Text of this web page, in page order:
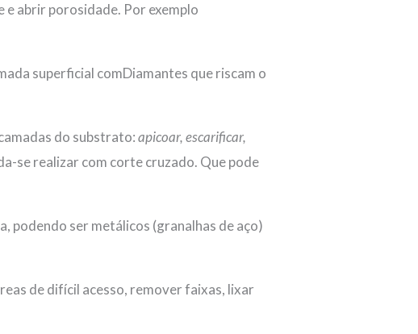
abrir porosidade. Por exemplo
superficial comDiamantes que riscam o
do substrato:apicoar, escarificar,
se realizar com corte cruzado. Que pode
podendo ser metálicos (granalhas de aço)
de difícil acesso, remover faixas, lixar